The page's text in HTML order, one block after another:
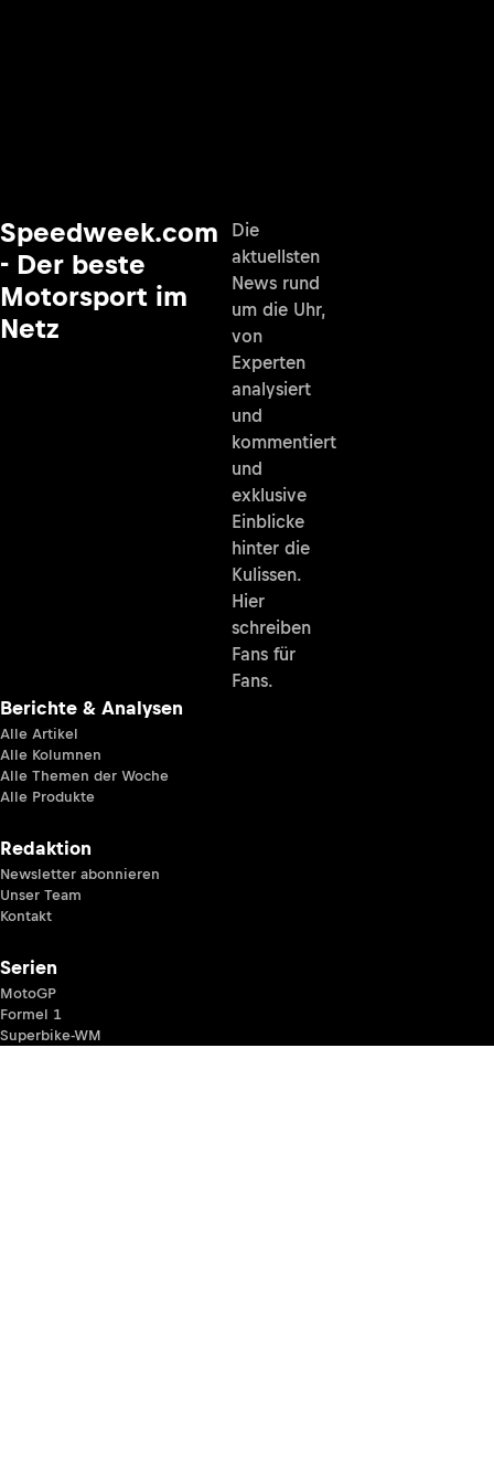
Speedweek.com
- Der beste
Motorsport im
Netz
Die
aktuellsten
News rund
um die Uhr,
von
Experten
analysiert
und
kommentiert
und
exklusive
Einblicke
hinter die
Kulissen.
Hier
schreiben
Fans für
Fans.
Berichte & Analysen
Alle Artikel
Alle Kolumnen
Alle Themen der Woche
Alle Produkte
Redaktion
Newsletter abonnieren
Unser Team
Kontakt
Serien
MotoGP
Formel 1
Superbike-WM